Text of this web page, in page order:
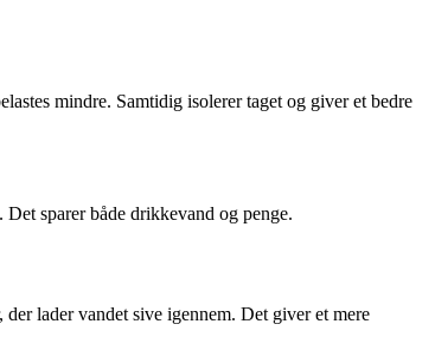
mindre. Samtidig isolerer taget og giver et bedre
sparer både drikkevand og penge.
lader vandet sive igennem. Det giver et mere